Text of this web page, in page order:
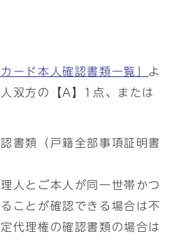
ード本人確認書類一覧」 よ
双方の【A】1点、または
書類（戸籍全部事項証明書
人とご本人が同一世帯かつ
ことが確認できる場合は不
代理権の確認書類の場合は